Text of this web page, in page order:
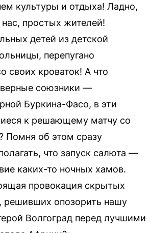
культуры и отдыха! Ладно,
простых жителей!
детей из детской
перепугано
своих кроваток! А что
союзники —
Буркина-Фасо, в эти
к решающему матчу со
Помня об этом сразу
что запуск салюта —
каких-то ночных хамов.
провокация скрытых
решивших опозорить нашу
Волгоград перед лучшими